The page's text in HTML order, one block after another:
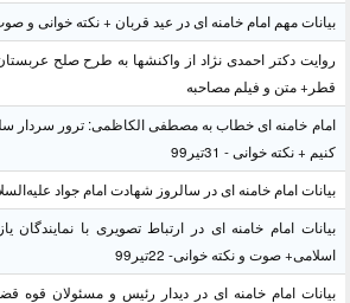
بیانات مهم امام خامنه ای در عید قربان + نکته خوانی و
روایت دکتر احمدی نژاد از واکنشها به طرح صلح
قطر+ متن و فیلم مصاحبه
امام خامنه ای خطاب به مصطفی الکاظمی: ترور سردار
کنیم + نکته خوانی - 31تیر99
بیانات امام خامنه ای در سالروز شهادت امام جواد علیه‌السلام + فیلم -
بیانات امام خامنه ای در ارتباط تصویری با
اسلامی+ صوت و نکته خوانی- 22تیر99
بیانات امام خامنه ای در دیدار رئیس و مسئولان قوه